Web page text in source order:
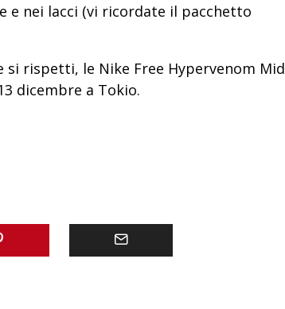
nei lacci (vi ricordate il pacchetto
rispetti, le Nike Free Hypervenom Mid
dicembre a Tokio.